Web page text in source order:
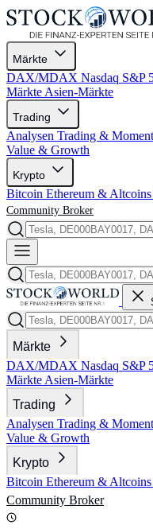
Märkte
DAX/MDAX Nasdaq S&P
Märkte Asien-Märkte
Trading
Analysen Trading &
Value & Growth
Krypto
Bitcoin Ethereum & Altcoins
Community Broker
Märkte
DAX/MDAX Nasdaq S&P
Märkte Asien-Märkte
Trading
Analysen Trading &
Value & Growth
Krypto
Bitcoin Ethereum & Altcoins
Community Broker